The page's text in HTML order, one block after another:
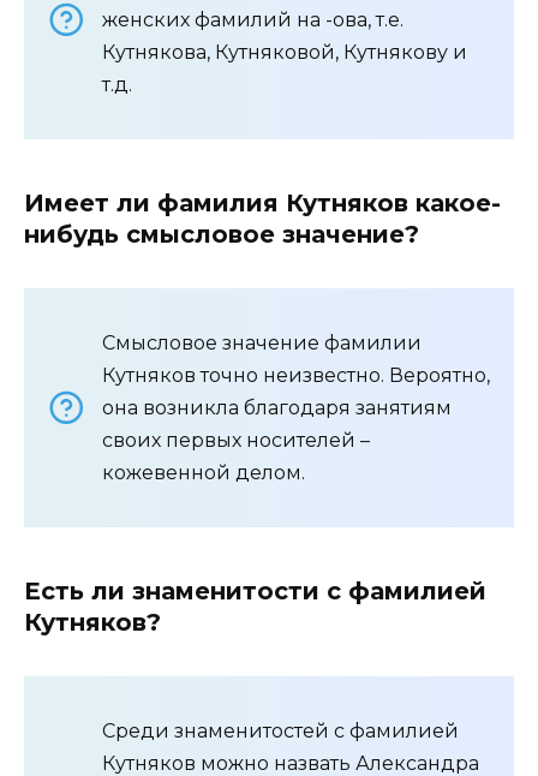
женских фамилий на -ова, т.е.
Кутнякова, Кутняковой, Кутнякову и
т.д.
Имеет ли фамилия Кутняков какое-
нибудь смысловое значение?
Смысловое значение фамилии
Кутняков точно неизвестно. Вероятно,
она возникла благодаря занятиям
своих первых носителей –
кожевенной делом.
Есть ли знаменитости с фамилией
Кутняков?
Среди знаменитостей с фамилией
Кутняков можно назвать Александра